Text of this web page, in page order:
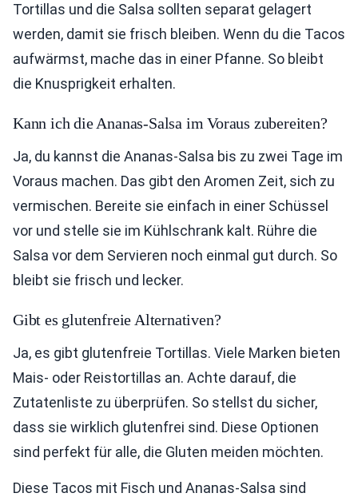
Tortillas und die Salsa sollten separat gelagert
werden, damit sie frisch bleiben. Wenn du die Tacos
aufwärmst, mache das in einer Pfanne. So bleibt
die Knusprigkeit erhalten.
Kann ich die Ananas-Salsa im Voraus zubereiten?
Ja, du kannst die Ananas-Salsa bis zu zwei Tage im
Voraus machen. Das gibt den Aromen Zeit, sich zu
vermischen. Bereite sie einfach in einer Schüssel
vor und stelle sie im Kühlschrank kalt. Rühre die
Salsa vor dem Servieren noch einmal gut durch. So
bleibt sie frisch und lecker.
Gibt es glutenfreie Alternativen?
Ja, es gibt glutenfreie Tortillas. Viele Marken bieten
Mais- oder Reistortillas an. Achte darauf, die
Zutatenliste zu überprüfen. So stellst du sicher,
dass sie wirklich glutenfrei sind. Diese Optionen
sind perfekt für alle, die Gluten meiden möchten.
Diese Tacos mit Fisch und Ananas-Salsa sind